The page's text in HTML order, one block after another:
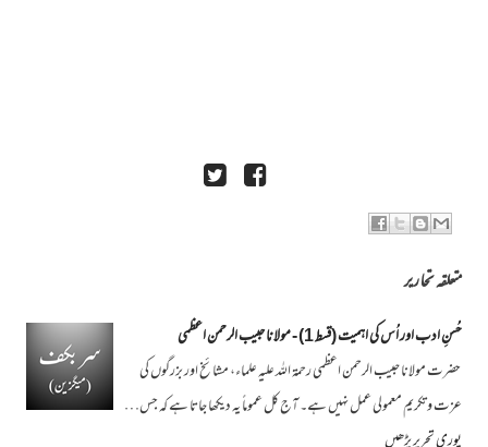
متعلقہ تحاریر
حُسنِ ادب اور اُس کی اہمیت (قسط 1) - مولانا حبیب الرحمن اعظمی
حضرت مولانا حبیب الرحمن اعظمی رحمۃ اللہ علیہ علماء، مشائخ اور بزرگوں کی
عزت و تکریم معمولی عمل نہیں ہے۔ آج کل عموماً یہ دیکھا جاتا ہے کہ جس…